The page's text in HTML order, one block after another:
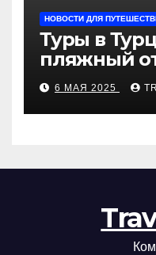
НОВОСТИ ДЛЯ
Туры в
пляжный
и лучшие
6 МАЯ 2025